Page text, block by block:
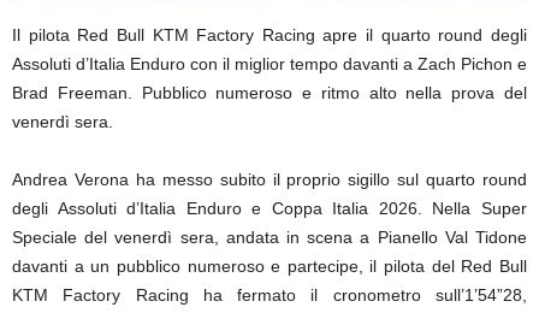
Il pilota Red Bull KTM Factory Racing apre il quarto round degli
Assoluti d’Italia Enduro con il miglior tempo davanti a Zach Pichon e
Brad Freeman. Pubblico numeroso e ritmo alto nella prova del
venerdì sera.
Andrea Verona ha messo subito il proprio sigillo sul quarto round
degli Assoluti d’Italia Enduro e Coppa Italia 2026. Nella Super
Speciale del venerdì sera, andata in scena a Pianello Val Tidone
davanti a un pubblico numeroso e partecipe, il pilota del Red Bull
KTM Factory Racing ha fermato il cronometro sull’1’54”28,